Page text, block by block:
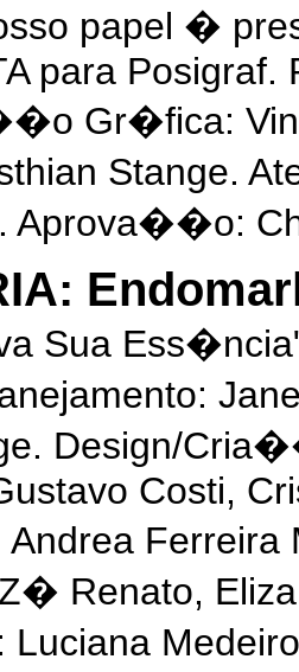
papel �
para
Gr�fica:
Stange.
Aprova��o:
Sua
Design/
Costi,
Andrea
Renato, Eliza